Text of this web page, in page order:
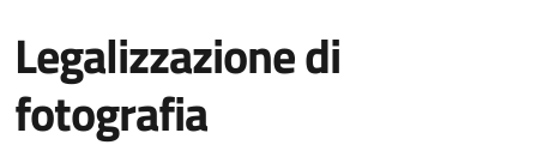
Legalizzazione di
fotografia